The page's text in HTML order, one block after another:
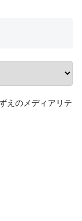
えのメディアリテ